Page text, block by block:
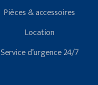
Pièces & accessoires
Location
Service d’urgence 24/7